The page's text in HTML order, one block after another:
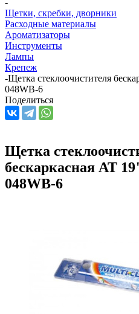
Щетки, скребки, дворники
Расходные материалы
Ароматизаторы
Инструменты
Лампы
Крепеж
-Щетка стеклоочистителя
048WB-6
Поделиться
Щетка
бескаркасная AT
048WB-6